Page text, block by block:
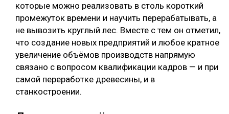
которые можно реализовать в столь короткий
промежуток времени и научить перерабатывать, а
не вывозить круглый лес. Вместе с тем он отметил,
что создание новых предприятий и любое кратное
увеличение объёмов производств напрямую
связано с вопросом квалификации кадров — и при
самой переработке древесины, и в
станкостроении.